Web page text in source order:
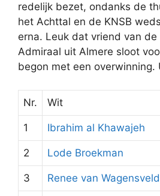
redelijk bezet, ondanks de
het Achttal en de KNSB
erna. Leuk dat vriend van de
Admiraal uit Almere sloot
begon met een overwinning.
Nr. Wit
1 Ibrahim al Khawajeh
2 Lode Broekman
3 Renee van Wagensveld